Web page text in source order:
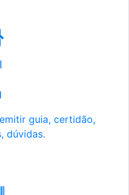
guia, certidão,
dúvidas.